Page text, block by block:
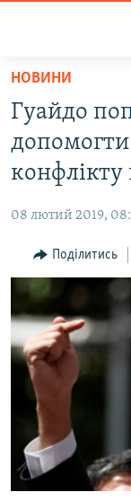
Перейти
основного
матеріалу
Перейти
до
основної
Перейти
до
пошуку
ВОДА.КРИМ
ВІДЕО ТА ФОТО
БЛОГИ
ПОГЛЯД
ІНТЕРВ'Ю
ВСЕ ЗА ДЕНЬ
СПЕЦПРОЕКТИ
ДЕПОРТАЦІЯ
ВІДЕОУРОКИ
СВІДЧЕННЯ
УКРАЇНСЬКА
ЯК ОБІЙТИ
Русский
Qırımtatar
НОВИНИ
Гуайдо
допомогти
конфлікту
08 лютий 2019,
Поділитись